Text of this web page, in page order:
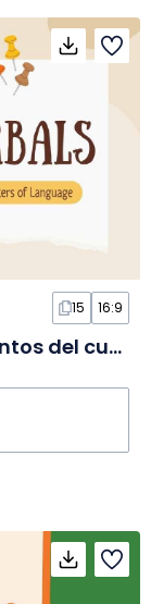
15 16:9
Palabras de transición y elementos del cuento en Diapositivas